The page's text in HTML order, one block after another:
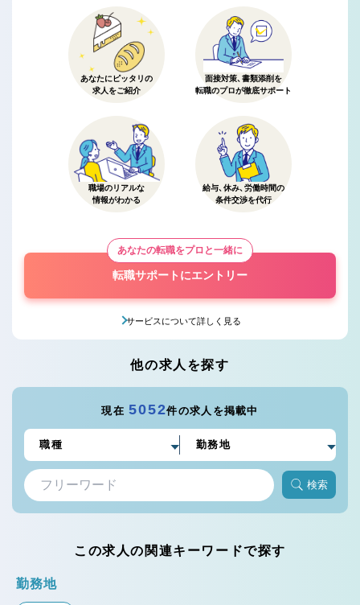
あなたにピッタリの
求人をご紹介
面接対策、書類添削を
転職のプロが徹底サポート
職場のリアルな
情報がわかる
給与、休み、労働時間の
条件交渉を代行
あなたの転職をプロと一緒に
転職サポートにエントリー
サービスについて詳しく見る
他の求人を探す
現在5052件の求人を掲載中
検索
この求人の関連キーワードで探す
勤務地